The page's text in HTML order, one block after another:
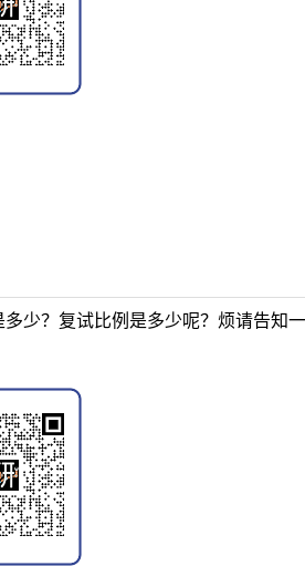
少？复试比例是多少呢？烦请告知一